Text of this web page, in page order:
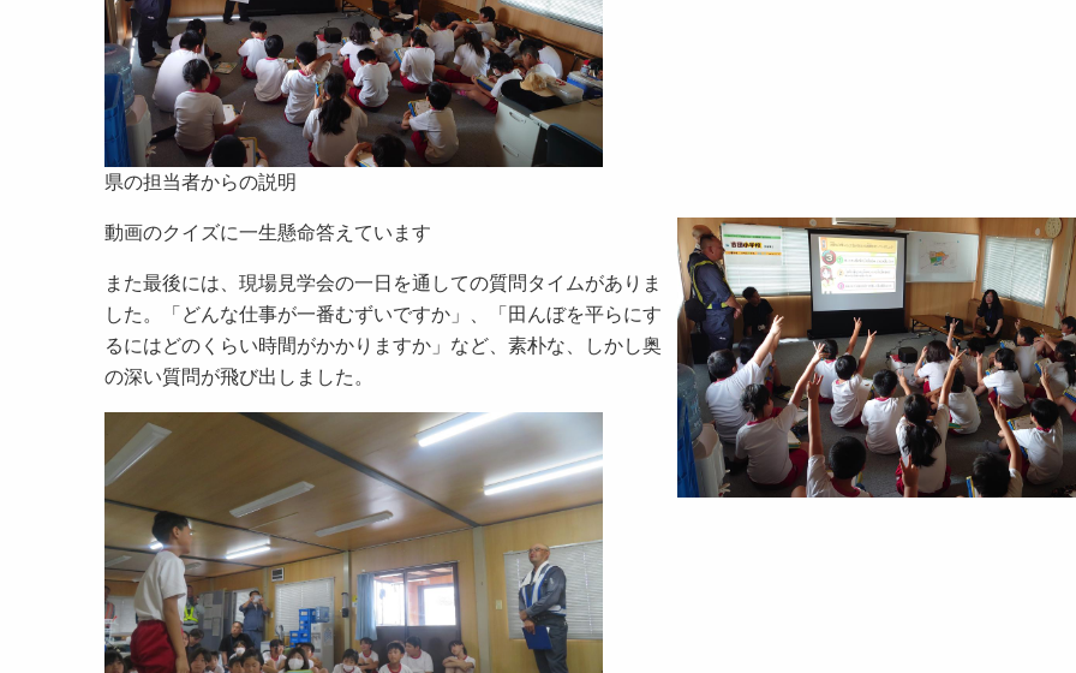
県の担当者からの説明
動画のクイズに一生懸命答えています
また最後には、現場見学会の一日を通しての質問タイムがありま
した。「どんな仕事が一番むずいですか」、「田んぼを平らにす
るにはどのくらい時間がかかりますか」など、素朴な、しかし奥
の深い質問が飛び出しました。